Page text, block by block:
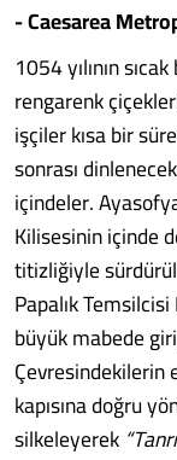
- Caesarea
1054 yılının
rengarenk
işçiler kısa bir
sonrası
içindeler.
Kilisesinin içinde
titizliğiyle
Papalık
büyük mabede
Çevresindekilerin
kapısına doğru
silkeleyerek